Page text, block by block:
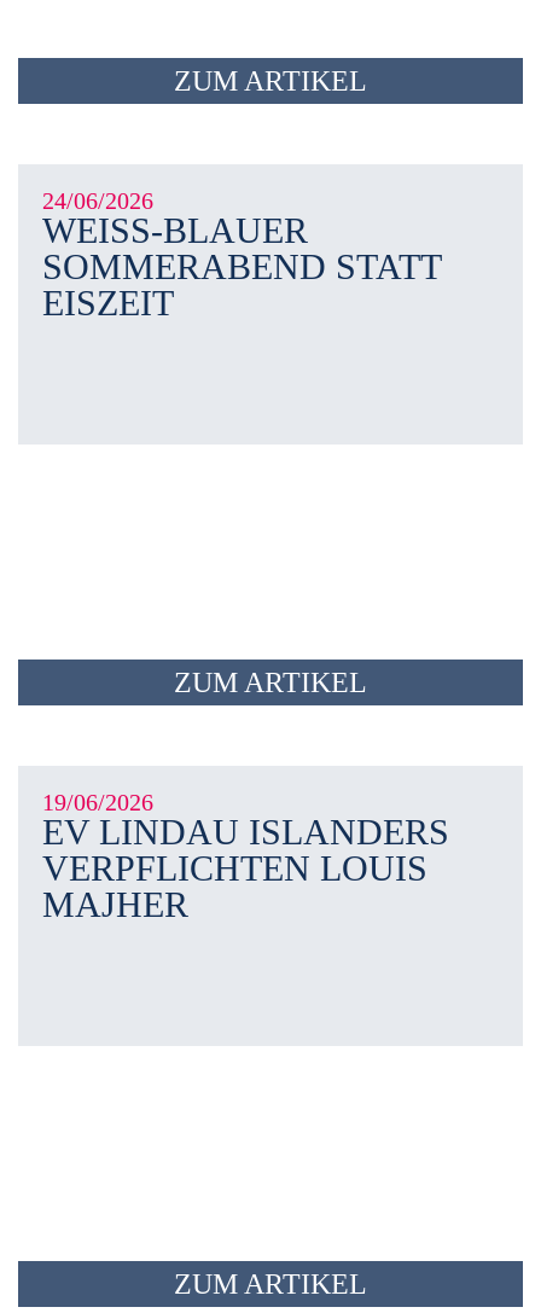
ZUM ARTIKEL
24/06/2026
WEISS-BLAUER S
OMMERABEND STATT E
ISZEIT
ZUM ARTIKEL
19/06/2026
EV LINDAU ISLANDERS
VERPFLICHTEN LOUIS
MAJHER
ZUM ARTIKEL